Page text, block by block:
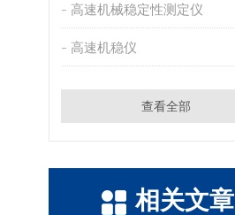
高速机械稳定性测定仪
高速机稳仪
查看全部
相关文章